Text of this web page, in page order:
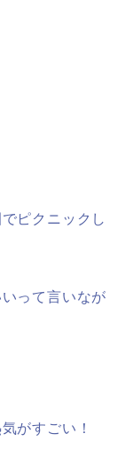
ピクニックし
って言いなが
がすごい！